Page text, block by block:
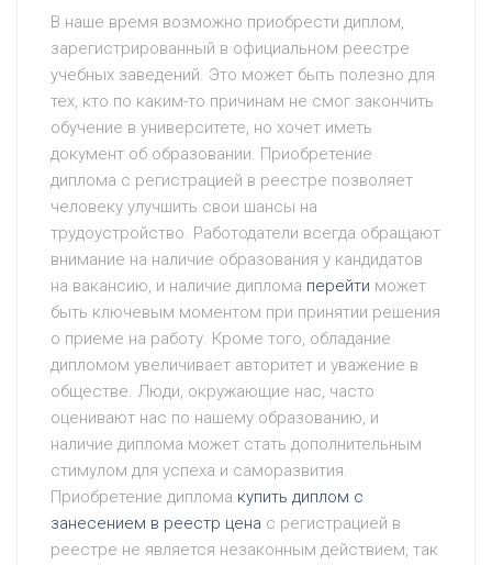
В наше время возможно приобрести диплом,
зарегистрированный в официальном реестре
учебных заведений. Это может быть полезно для
тех, кто по каким-то причинам не смог закончить
обучение в университете, но хочет иметь
документ об образовании. Приобретение
диплома с регистрацией в реестре позволяет
человеку улучшить свои шансы на
трудоустройство. Работодатели всегда обращают
внимание на наличие образования у кандидатов
на вакансию, и наличие диплома перейти может
быть ключевым моментом при принятии решения
о приеме на работу. Кроме того, обладание
дипломом увеличивает авторитет и уважение в
обществе. Люди, окружающие нас, часто
оценивают нас по нашему образованию, и
наличие диплома может стать дополнительным
стимулом для успеха и саморазвития.
Приобретение диплома купить диплом с
занесением в реестр цена с регистрацией в
реестре не является незаконным действием, так